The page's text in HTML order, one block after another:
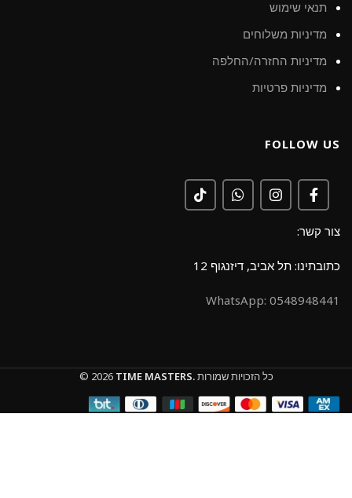
תנאי שימוש
מדיניות משלוחים
מדיניות החזרה/החלפה
מדיניות פרטיות
FOLLOW US
צור קשר:
כתובתינו: תל אביב, דיזנגוף 12
0548948441 :WhatsApp
© 2026 TIME MASTERS.כל הזכויות שמורות